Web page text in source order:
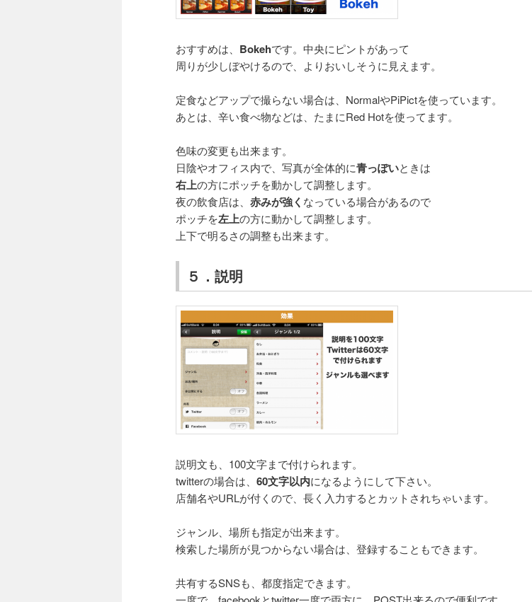
おすすめは、 Bokehです。中央にピントがあって
周りが少しぼやけるので、よりおいしそうに見えます。
定食などアップで撮らない場合は、NormalやPiPictを使っています。
あとは、辛い食べ物などは、たまにRed Hotを使ってます。
色味の変更も出来ます。
日陰やオフィス内で、写真が全体的に青っぽいときは
右上の方にポッチを動かして調整します。
夜の飲食店は、 赤みが強く なっている場合があるので
ポッチを左上の方に動かして調整します。
上下で明るさの調整も出来ます。
５．説明
説明文も、100文字まで付けられます。
twitterの場合は、 60文字以内になるようにして下さい。
店舗名やURLが付くので、長く入力するとカットされちゃいます。
ジャンル、場所も指定が出来ます。
検索した場所が見つからない場合は、登録することもできます。
共有するSNSも、都度指定できます。